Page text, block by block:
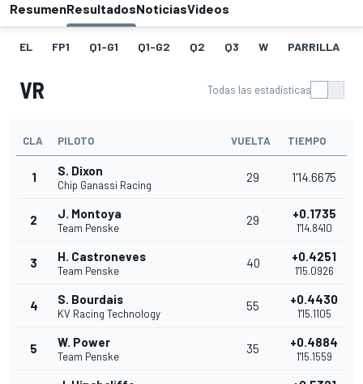
ResumenResultadosNoticiasVideos
EL FP1 Q1-G1 Q1-G2 Q2 Q3 W PARRILLA
VR Todas las estadísticas
CLA PILOTO VUELTA TIEMPO
1 S. Dixon
Chip Ganassi Racing
29 1'14.6675
2 J. Montoya
Team Penske
29 +0.1735
1'14.8410
3 H. Castroneves
Team Penske
40 +0.4251
1'15.0926
4 S. Bourdais
KV Racing Technology
55 +0.4430
1'15.1105
5 W. Power
Team Penske
35 +0.4884
1'15.1559